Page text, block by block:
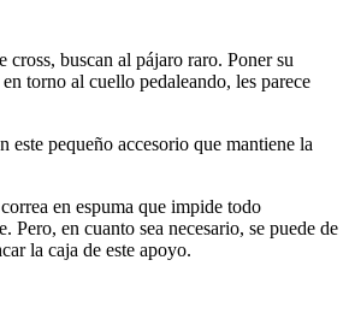
cross, buscan al pájaro raro. Poner su
torno al cuello pedaleando, les parece
este pequeño accesorio que mantiene la
en espuma que impide todo
Pero, en cuanto sea necesario, se puede de
la caja de este apoyo.